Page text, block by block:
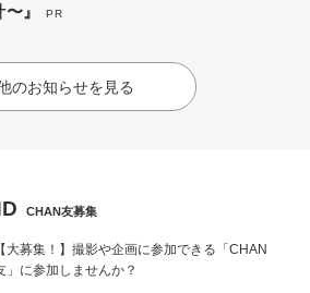
〜』
PR
のお知らせを見る
CHAN友募集
【大募集！】撮影や企画に参加できる「CHAN
」に参加しませんか？